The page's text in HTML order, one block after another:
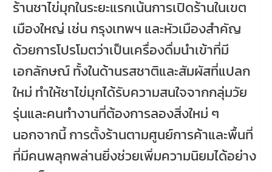
ร้านชาไข่มุกในระยะแรกเน้นการเปิดร้านในเขต
เมืองใหญ่ เช่น กรุงเทพฯ และหัวเมืองสำคัญ
ด้วยการโปรโมตว่าเป็นเครื่องดื่มนำเข้าที่มี
เอกลักษณ์ ทั้งในด้านรสชาติและสัมผัสที่แปลก
ใหม่ ทำให้ชาไข่มุกได้รับความสนใจจากกลุ่มวัย
รุ่นและคนทำงานที่ต้องการลองสิ่งใหม่ ๆ
นอกจากนี้ การตั้งร้านตามศูนย์การค้าและพื้นที่
ที่มีคนพลุกพล่านยิ่งช่วยเพิ่มความนิยมได้อย่าง